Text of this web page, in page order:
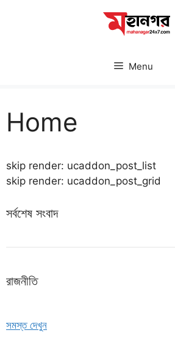
Menu
Home
skip render: ucaddon_post_list
skip render: ucaddon_post_grid
সর্বশেষ সংবাদ
রাজনীতি
সমস্ত দেখুন